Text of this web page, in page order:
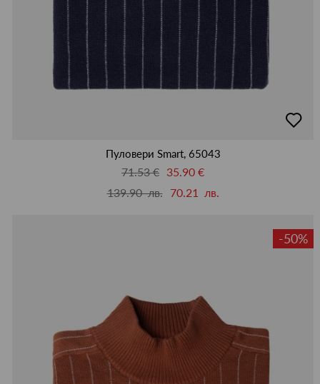
в
Пуловери Smart, 65043
71.53 € 35.90 €
139.90 лв.
70.21 лв.
-50%